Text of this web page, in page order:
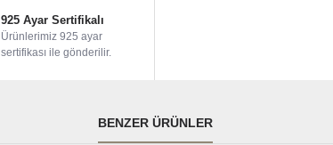
925 Ayar Sertifikalı
Ürünlerimiz 925 ayar
sertifikası ile gönderilir.
BENZER ÜRÜNLER